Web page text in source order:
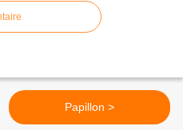
Papillon >